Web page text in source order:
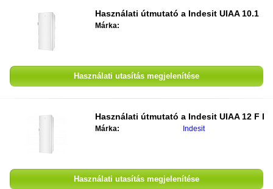
Használati útmutató a Indesit UIAA 10.1
Márka:
Használati utasítás megjelenítése
Használati útmutató a Indesit UIAA 12 F I
Márka: Indesit
Használati utasítás megjelenítése